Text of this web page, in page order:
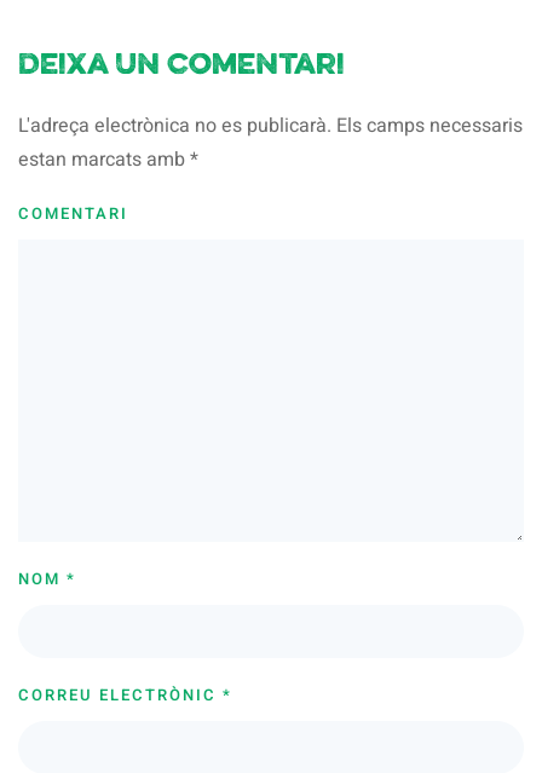
Deixa un comentari
L'adreça electrònica no es publicarà. Els camps necessaris
estan marcats amb*
COMENTARI
NOM *
CORREU ELECTRÒNIC *